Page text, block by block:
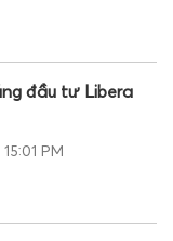
đầu tư Libera
PM